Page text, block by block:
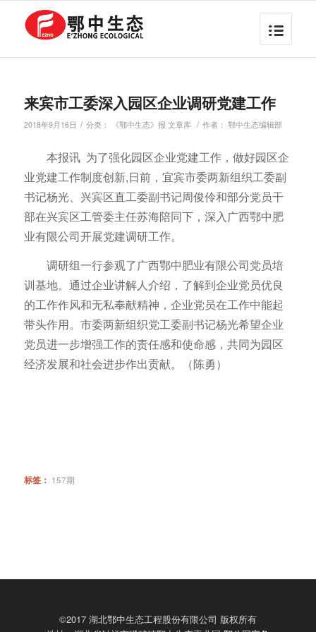
来宾市工委深入园区企业调研党建工作
2018年9月16日 / 分类： 《鄂中生态》报 文章库 / 作者： 鄂中生态编辑部
本报讯 为了强化园区企业党建工作，做好园区企
业党建工作制度创新,日前，宜宾市委两新组织工委副
书记杨光、兴宾区直工委副书记周俊伶和部分党员干
部在兴宾区工管委主任苏海陪同下，深入广西鄂中肥
业有限公司开展党建调研工作。
调研组一行参观了广西鄂中肥业有限公司党员培
训基地。通过企业讲解人介绍，了解到企业党员优良
的工作作风和无私奉献精神，企业党员在工作中能起
带头作用。市委两新组织党工委副书记杨光希望企业
党员进一步增强工作的责任感和使命感，共同为园区
经济发展和社会进步作出贡献。（陈勇）
标签： 157期
©2017 湖北鄂中生态工程股份有限公司 版权所有